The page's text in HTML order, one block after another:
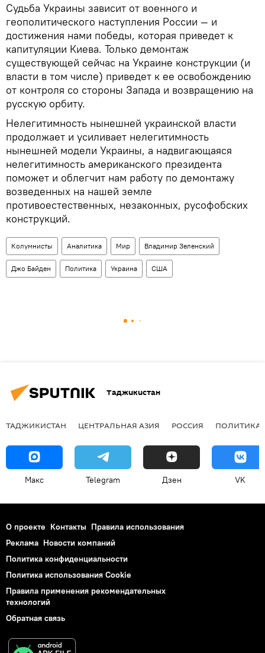
Судьба Украины зависит от военного и
геополитического наступления России — и
достижения нами победы, которая приведет к
капитуляции Киева. Только демонтаж
существующей сейчас на Украине конструкции (и
власти в том числе) приведет к ее освобождению
от контроля со стороны Запада и возвращению на
русскую орбиту.
Нелегитимность нынешней украинской власти
продолжает и усиливает нелегитимность
нынешней модели Украины, а надвигающаяся
нелегитимность американского президента
поможет и облегчит нам работу по демонтажу
возведенных на нашей земле
противоестественных, незаконных, русофобских
конструкций.
Колумнисты Аналитика Мир Владимир Зеленский
Джо Байден Политика Украина США
Таджикистан
ТАДЖИКИСТАН ЦЕНТРАЛЬНАЯ АЗИЯ РОССИЯ ПОЛИТИКА
Макс Telegram Дзен VK
О проекте Контакты Правила использования
Реклама Новости компаний
Политика конфиденциальности
Политика использования Cookie
Правила применения рекомендательных
технологий
Обратная связь